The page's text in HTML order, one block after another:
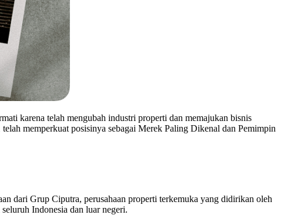
karena telah mengubah industri properti dan memajukan bisnis
memperkuat posisinya sebagai Merek Paling Dikenal dan Pemimpin
dari Grup Ciputra, perusahaan properti terkemuka yang didirikan oleh
Indonesia dan luar negeri.